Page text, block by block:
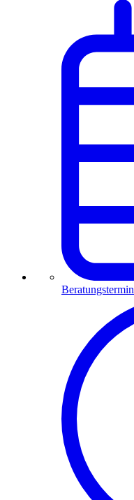
Beratungstermin